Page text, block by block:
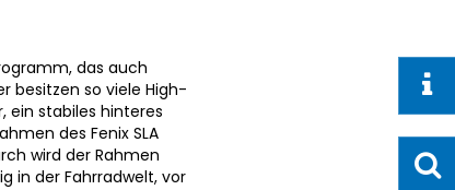
das auch
besitzen so viele High-
ein stabiles hinteres
des Fenix SLA
wird der Rahmen
in der Fahrradwelt, vor